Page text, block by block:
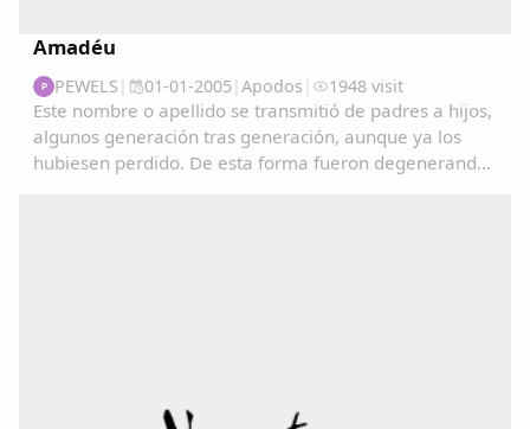
Amadéu
P PEWELS | 01-01-2005| Apodos | 1948 visit
Este nombre o apellido se transmitió de padres a hijos,
algunos generación tras generación, aunque ya los
hubiesen perdido. De esta forma fueron degenerando